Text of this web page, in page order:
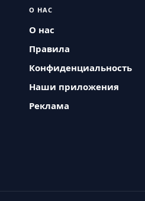
О НАС
О нас
Правила
Конфиденциальность
Наши приложения
Реклама